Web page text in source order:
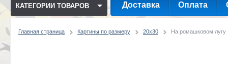
КАТЕГОРИИ ТОВАРОВ Доставка Оплата
Главная страница Картины по размеру 20x30 На ромашковом лугу